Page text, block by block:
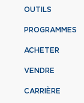
OUTILS
PROGRAMMES
ACHETER
VENDRE
CARRIÈRE